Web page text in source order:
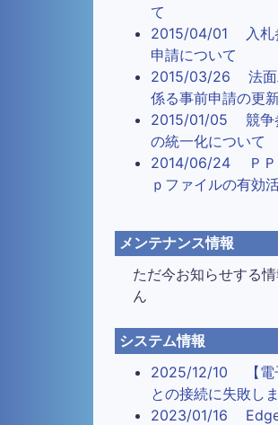
て
2015/04/01 入札
申請について
2015/03/26 法面
係る事前申請の更
2015/01/05 競争
の統一化について
2014/06/24 ＰＰ
ｐファイルの有効
メンテナンス情報
ただ今お知らせする
ん
システム情報
2025/12/10 【電
との接続に失敗し
2023/01/16 Edge